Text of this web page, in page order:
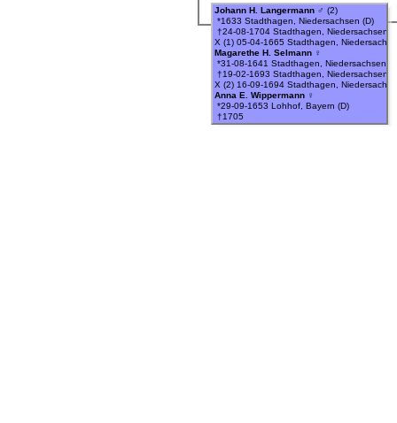
Johann H. Langermann ♂ (2)
*1633 Stadthagen, Niedersachsen (D)
†24-08-1704 Stadthagen, Niedersachsen
X (1) 05-04-1665 Stadthagen,
Magarethe H. Selmann ♀
*31-08-1641 Stadthagen, Niedersachsen
†19-02-1693 Stadthagen, Niedersachsen
X (2) 16-09-1694 Stadthagen,
Anna E. Wippermann ♀
*29-09-1653 Lohhof, Bayern (D)
†1705